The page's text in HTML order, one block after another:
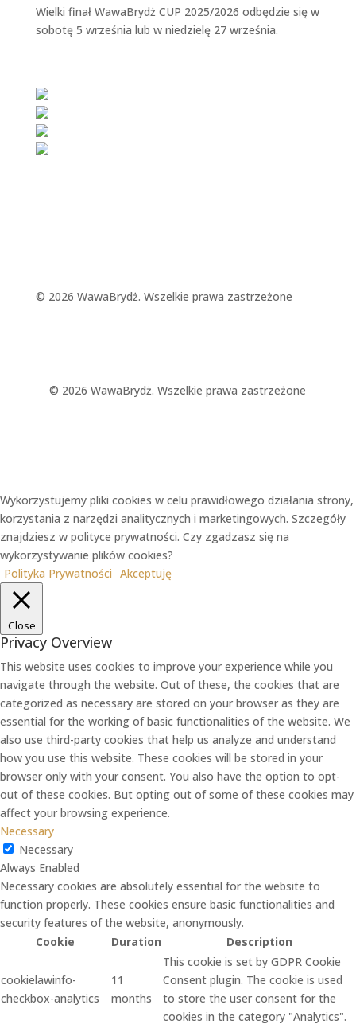
Wielki finał WawaBrydż CUP 2025/2026 odbędzie się w
sobotę 5 września lub w niedzielę 27 września.
© 2026 WawaBrydż. Wszelkie prawa zastrzeżone
© 2026 WawaBrydż. Wszelkie prawa zastrzeżone
Wykorzystujemy pliki cookies w celu prawidłowego działania strony,
korzystania z narzędzi analitycznych i marketingowych. Szczegóły
znajdziesz w polityce prywatności. Czy zgadzasz się na
wykorzystywanie plików cookies?
Polityka Prywatności Akceptuję
Close
Privacy Overview
This website uses cookies to improve your experience while you
navigate through the website. Out of these, the cookies that are
categorized as necessary are stored on your browser as they are
essential for the working of basic functionalities of the website. We
also use third-party cookies that help us analyze and understand
how you use this website. These cookies will be stored in your
browser only with your consent. You also have the option to opt-
out of these cookies. But opting out of some of these cookies may
affect your browsing experience.
Necessary
Necessary
Always Enabled
Necessary cookies are absolutely essential for the website to
function properly. These cookies ensure basic functionalities and
security features of the website, anonymously.
Cookie
Duration Description
cookielawinfo-
checkbox-analytics
11
months
This cookie is set by GDPR Cookie
Consent plugin. The cookie is used
to store the user consent for the
cookies in the category "Analytics".